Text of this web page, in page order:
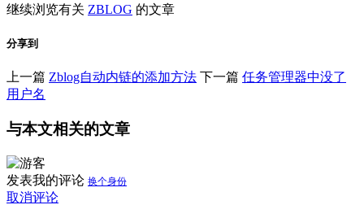
继续浏览有关 ZBLOG 的文章
分享到
上一篇 Zblog自动内链的添加方法 下一篇 任务管理器中没了
用户名
与本文相关的文章
发表我的评论 换个身份
取消评论